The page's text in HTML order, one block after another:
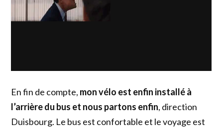
En fin de compte, mon vélo est enfin installé à
l’arrière du bus et nous partons enfin, direction
Duisbourg. Le bus est confortable et le voyage est